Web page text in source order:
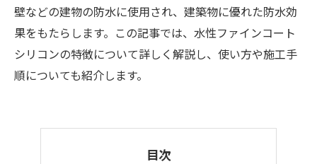
壁などの建物の防水に使用され、建築物に優れた防水効
果をもたらします。この記事では、水性ファインコート
シリコンの特徴について詳しく解説し、使い方や施工手
順についても紹介します。
目次